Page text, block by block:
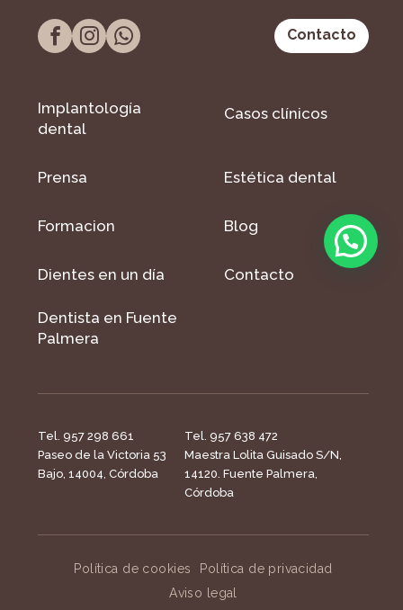
Contacto
Implantología
dental
Casos clínicos
Prensa Estética dental
Formacion Blog
Dientes en un día Contacto
Dentista en Fuente
Palmera
Tel. 957 298 661
Paseo de la Victoria 53
Bajo, 14004, Córdoba
Tel. 957 638 472
Maestra Lolita Guisado S/N,
14120. Fuente Palmera,
Córdoba
Política de cookies
Política de privacidad
Aviso legal